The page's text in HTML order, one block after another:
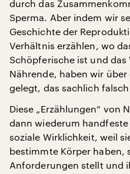
durch das
Sperma. Aber indem wir
Geschichte der
Verhältnis erzählen, wo
Schöpferische ist und das
Nährende, haben wir
gelegt, das sachlich falsch
Diese „Erzählungen“ von
dann wiederum
soziale Wirklichkeit, weil
bestimmte Körper haben,
Anforderungen stellt und